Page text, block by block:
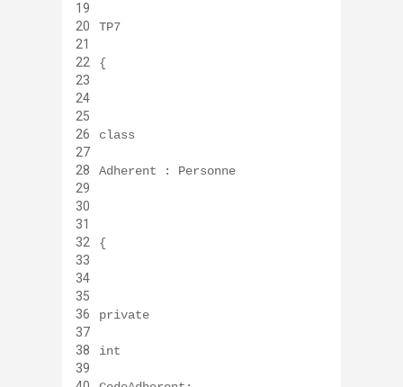
19
20
21
22
23
24
25
26
27
28
29
30
31
32
33
34
35
36
37
38
39
TP7
{
class
Adherent : Personne
{
private
int